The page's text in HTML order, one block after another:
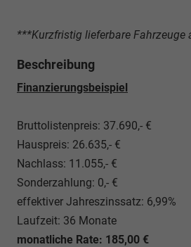
***Kurzfristig lieferbare Fahrzeuge
Beschreibung
Finanzierungsbeispiel
Bruttolistenpreis: 37.690,- €
Hauspreis: 26.635,- €
Nachlass: 11.055,- €
Sonderzahlung: 0,- €
effektiver Jahreszinssatz: 6,99%
Laufzeit: 36 Monate
monatliche Rate: 185,00 €